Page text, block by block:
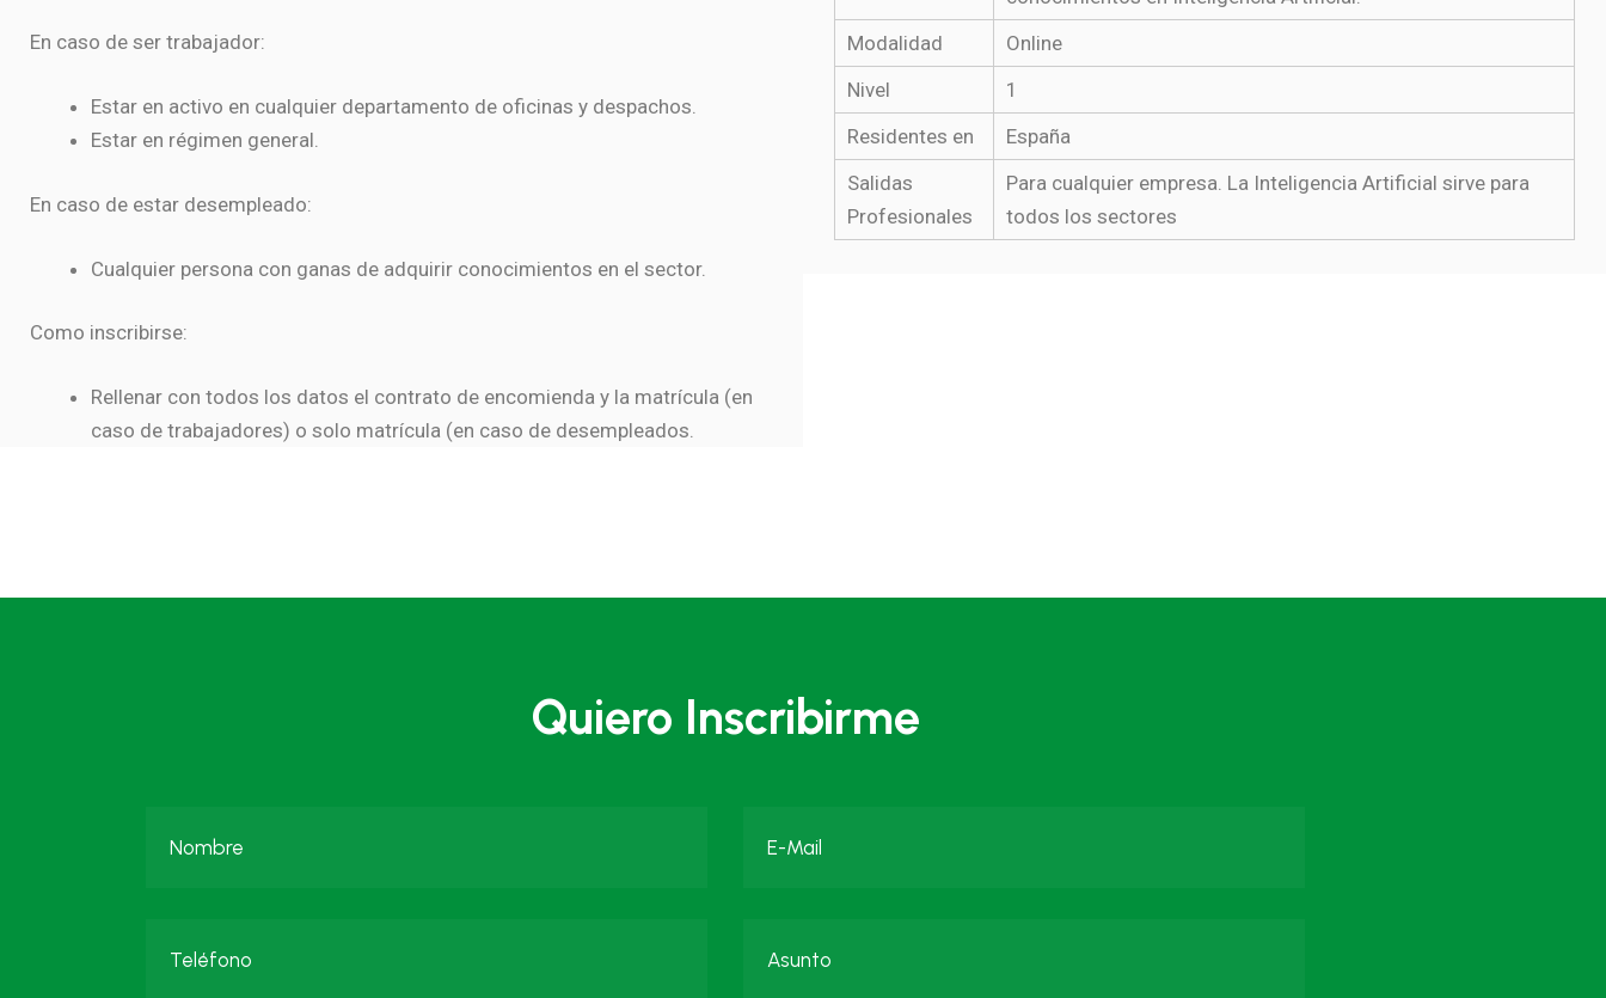
En caso de ser trabajador:
Estar en activo en cualquier departamento de oficinas y despachos.
Estar en régimen general.
En caso de estar desempleado:
Cualquier persona con ganas de adquirir conocimientos en el sector.
Como inscribirse:
Rellenar con todos los datos el contrato de encomienda y la matrícula (en
caso de trabajadores) o solo matrícula (en caso de desempleados.
Modalidad
Online
Nivel
1
Residentes en
España
Salidas
Profesionales
Para cualquier empresa. La Inteligencia Artificial sirve para
todos los sectores
Quiero Inscribirme